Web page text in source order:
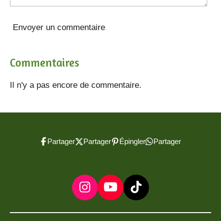
Envoyer un commentaire
Commentaires
Il n'y a pas encore de commentaire.
Partager Partager Épingler Partager
I
n
s
Y
o
u
T
i
k